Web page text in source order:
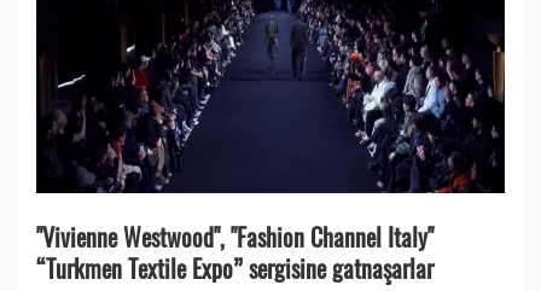
"Vivienne Westwood", "Fashion Channel Italy"
“Turkmen Textile Expo” sergisine gatnaşarlar